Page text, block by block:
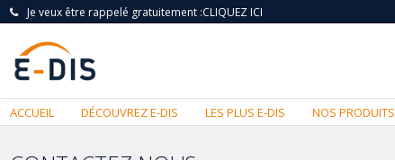
Je veux être rappelé gratuitement :CLIQUEZ ICI
ACCUEIL DÉCOUVREZ E-DIS LES PLUS E-DIS NOS PRODUITS